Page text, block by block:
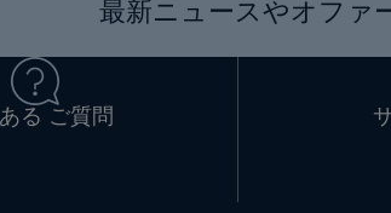
最新ニュースやオファ
る ご質問